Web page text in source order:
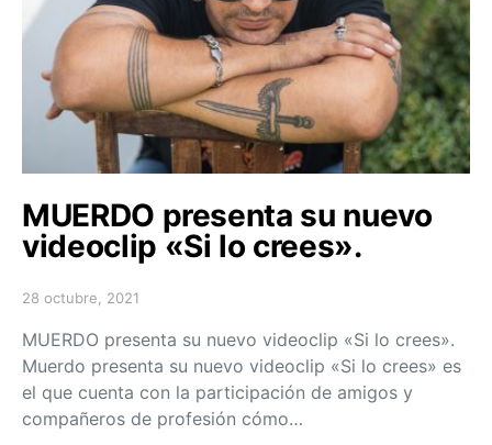
MUERDO presenta su nuevo
videoclip «Si lo crees».
Posted on
28 octubre, 2021
MUERDO presenta su nuevo videoclip «Si lo crees».
Muerdo presenta su nuevo videoclip «Si lo crees» es
el que cuenta con la participación de amigos y
compañeros de profesión cómo…